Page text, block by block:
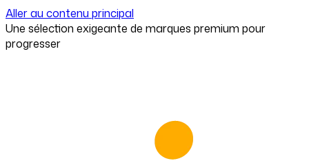
Aller au contenu principal
⁠Une sélection exigeante de marques premium pour
progresser